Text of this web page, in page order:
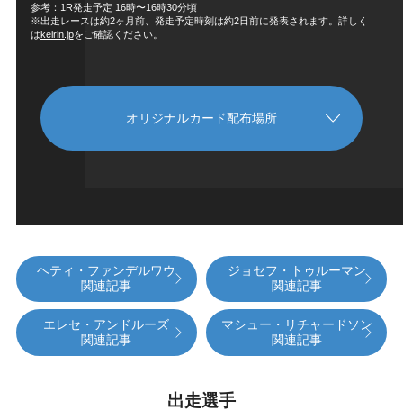
参考：1R発走予定 16時〜16時30分頃
※出走レースは約2ヶ月前、発走予定時刻は約2日前に発表されます。詳しく
はkeirin.jpをご確認ください。
オリジナルカード配布場所
ヘティ・ファンデルワウ
関連記事
ジョセフ・トゥルーマン
関連記事
エレセ・アンドルーズ
関連記事
マシュー・リチャードソン
関連記事
出走選手